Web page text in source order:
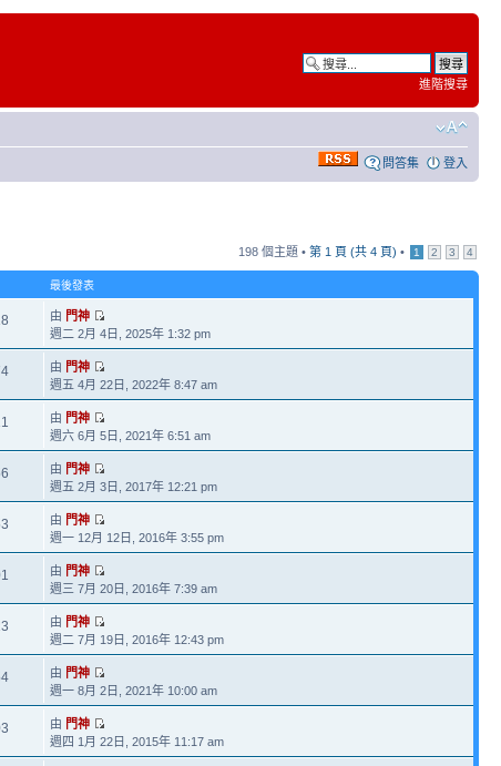
進階搜尋
問答集 登入
198 個主題 • 第 1 頁 (共 4 頁) • 1 2 3 4
最後發表
由 門神
週二 2月 4日, 2025年 1:32 pm
由 門神
週五 4月 22日, 2022年 8:47 am
由 門神
週六 6月 5日, 2021年 6:51 am
由 門神
週五 2月 3日, 2017年 12:21 pm
由 門神
週一 12月 12日, 2016年 3:55 pm
由 門神
週三 7月 20日, 2016年 7:39 am
由 門神
週二 7月 19日, 2016年 12:43 pm
由 門神
週一 8月 2日, 2021年 10:00 am
由 門神
週四 1月 22日, 2015年 11:17 am